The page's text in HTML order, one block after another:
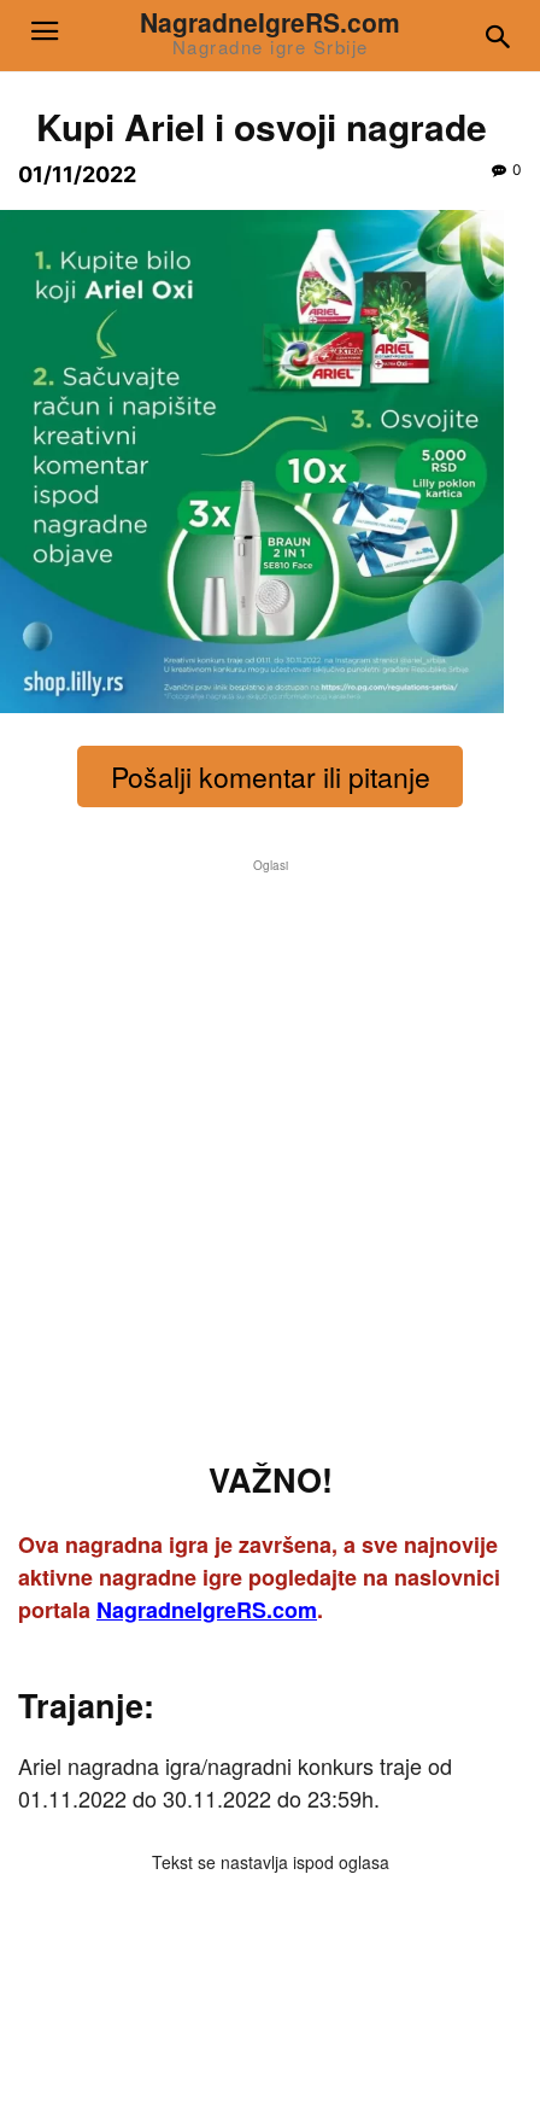
NagradneIgreRS.com
Nagradne igre Srbije
Kupi Ariel i osvoji nagrade
01/11/2022 0
Pošalji komentar ili pitanje
Oglasi
VAŽNO!
Ova nagradna igra je završena, a sve najnovije
aktivne nagradne igre pogledajte na naslovnici
portala NagradneIgreRS.com.
Trajanje:
Ariel nagradna igra/nagradni konkurs traje od
01.11.2022 do 30.11.2022 do 23:59h.
Tekst se nastavlja ispod oglasa